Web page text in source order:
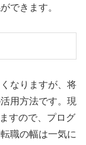
できます。
なりますが、将
用方法です。現
すので、プログ
職の幅は一気に